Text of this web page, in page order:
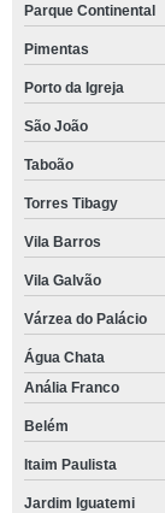
Parque Continental
Pimentas
Porto da Igreja
São João
Taboão
Torres Tibagy
Vila Barros
Vila Galvão
Várzea do Palácio
Água Chata
Anália Franco
Belém
Itaim Paulista
Jardim Iguatemi